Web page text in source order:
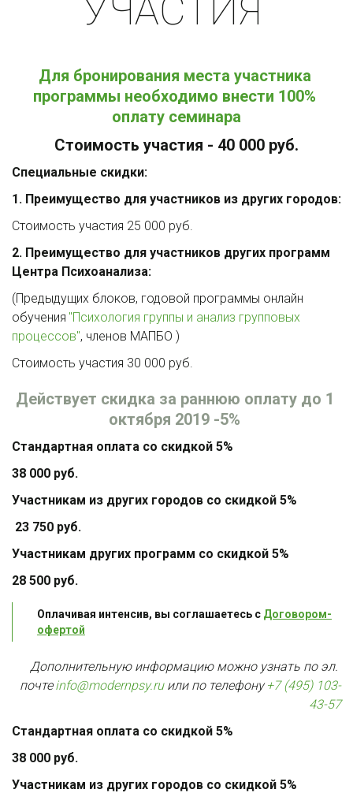
УЧАСТИЯ
Для бронирования места участника
программы необходимо внести 100%
оплату семинара
Стоимость участия - 40 000 руб.
Специальные скидки:
1. Преимущество для участников из других городов:
Стоимость участия 25 000 руб.
2. Преимущество для участников других программ
Центра Психоанализа:
(Предыдущих блоков, годовой программы онлайн
обучения "Психология группы и анализ групповых
процессов", членов МАПБО )
Стоимость участия 30 000 руб.
Действует скидка за раннюю оплату до 1
октября 2019 -5%
Стандартная оплата со скидкой 5%
38 000 руб.
Участникам из других городов со скидкой 5%
23 750 руб.
Участникам других программ со скидкой 5%
28 500 руб.
Оплачивая интенсив, вы соглашаетесь с Договором-
офертой
Дополнительную информацию можно узнать по эл.
почте info@modernpsy.ru или по телефону +7 (495) 103-
43-57
Стандартная оплата со скидкой 5%
38 000 руб.
Участникам из других городов со скидкой 5%